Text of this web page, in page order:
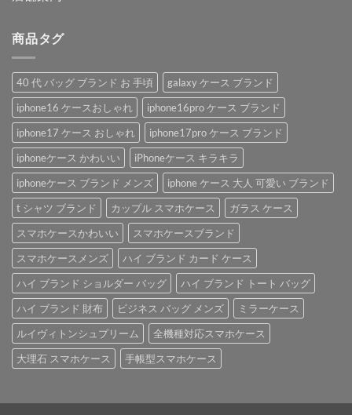
商品タグ
40 代 バッグ ブランド お 手頃
galaxy ケース ブランド
iphone16 ケースおしゃれ
iphone16pro ケース ブランド
iphone17 ケース おしゃれ
iphone17pro ケース ブランド
iphoneケース かわいい
iPhoneケース キラキラ
iphoneケース ブランド メンズ
iphone ケース 大人 可愛い ブランド
t シャツ ブランド
カップル スマホケース
ガラス ケース
スマホケースかわいい
スマホケースブランド
スマホケースメンズ
ハイ ブランド カード ケース
ハイ ブランド ショルダー バッグ
ハイ ブランド トート バッグ
ハイ ブランド 財布
ビジネス バッグ メンズ
ミラーケース
ルイヴィトンシュプリーム
全機種対応スマホケース
大理石 スマホケース
手帳型スマホケース